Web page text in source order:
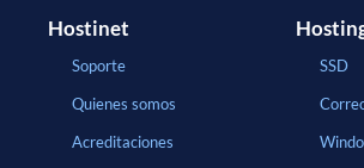
Hostinet
Soporte
Quienes somos
Acreditaciones
SSD